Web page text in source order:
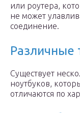
или роутера,
не может
соединение.
Различные
Существует
ноутбуков,
отличаются по